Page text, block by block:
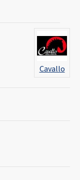
Cavallo